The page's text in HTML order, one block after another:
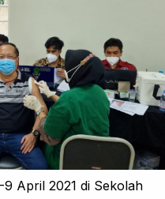
9 April 2021 di Sekolah